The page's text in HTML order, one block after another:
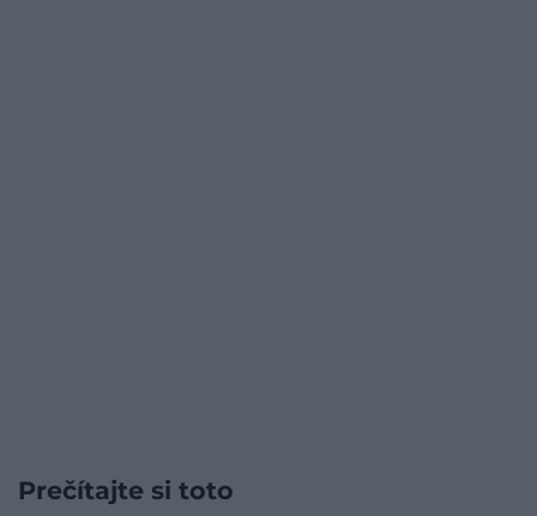
Prečítajte si toto